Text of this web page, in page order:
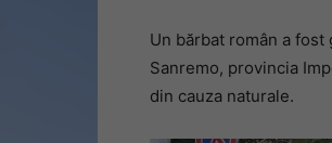
Un bărbat român a
Sanremo, provincia
din cauza naturale.